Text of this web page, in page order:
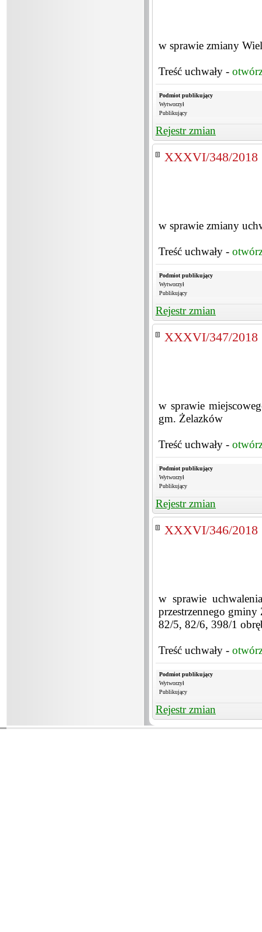
w sprawie zmiany
Treść uchwały -
Podmiot publikujący
Wytworzył
Publikujący
Rejestr zmian
XXXVI/348/2018
w sprawie zmiany
Treść uchwały -
Podmiot publikujący
Wytworzył
Publikujący
Rejestr zmian
XXXVI/347/2018
w sprawie
gm. Żelazków
Treść uchwały -
Podmiot publikujący
Wytworzył
Publikujący
Rejestr zmian
XXXVI/346/2018
w sprawie
przestrzennego
82/5, 82/6, 398/1
Treść uchwały -
Podmiot publikujący
Wytworzył
Publikujący
Rejestr zmian